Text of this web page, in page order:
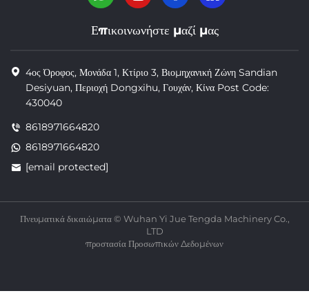
Επικοινωνήστε μαζί μας
4ος Όροφος, Μονάδα 1, Κτίριο 3, Βιομηχανική Ζώνη Sandian
Desiyuan, Περιοχή Dongxihu, Γουχάν, Κίνα Post Code:
430040
8618971664820
8618971664820
[email protected]
Πνευματικά δικαιώματα © Wuhan Yi Jue Tengda Machinery Co.,
LTD
προστασία Προσωπικών Δεδομένων